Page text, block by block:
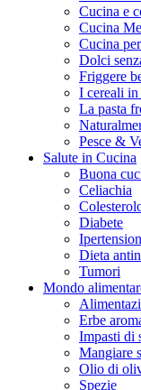
Cucina e
Cucina
Cucina
Dolci
Friggere
I cereali in
La pasta
Pesce &
Salute in Cucina
Buona
Celiachia
Diabete
Dieta
Tumori
Mondo
Erbe
Impasti di
Mangiare
Olio di
Spezie